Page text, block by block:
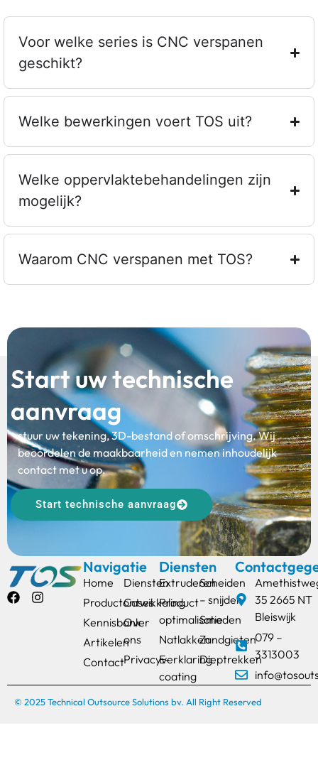
Voor welke series is CNC verspanen
geschikt?
Welke bewerkingen voert TOS uit?
Welke oppervlaktebehandelingen zijn
mogelijk?
Waarom CNC verspanen met TOS?
Start uw technische
aanvraag
stuur uw tekening, 3D-bestand of omschrijving. Wij
beoordelen de maakbaarheid en nemen inhoudelijk
contact met u op.
Start technische aanvraag
Navigatie
Home
Productontwikkeling
Kennisbank
Artikelen
Contact
Diensten
Cases
Over
ons
Privacyverklaring
Diensten
Extruderen
Product
optimalisatie
Natlakken
E-
coating
Scheiden
– snijden
Smeden
Zandgieten
Dieptrekken
35 2665 NT
Bleiswijk
079 –
3313003
© 2025 Technical Outsource Solutions bv. All Right Reserved